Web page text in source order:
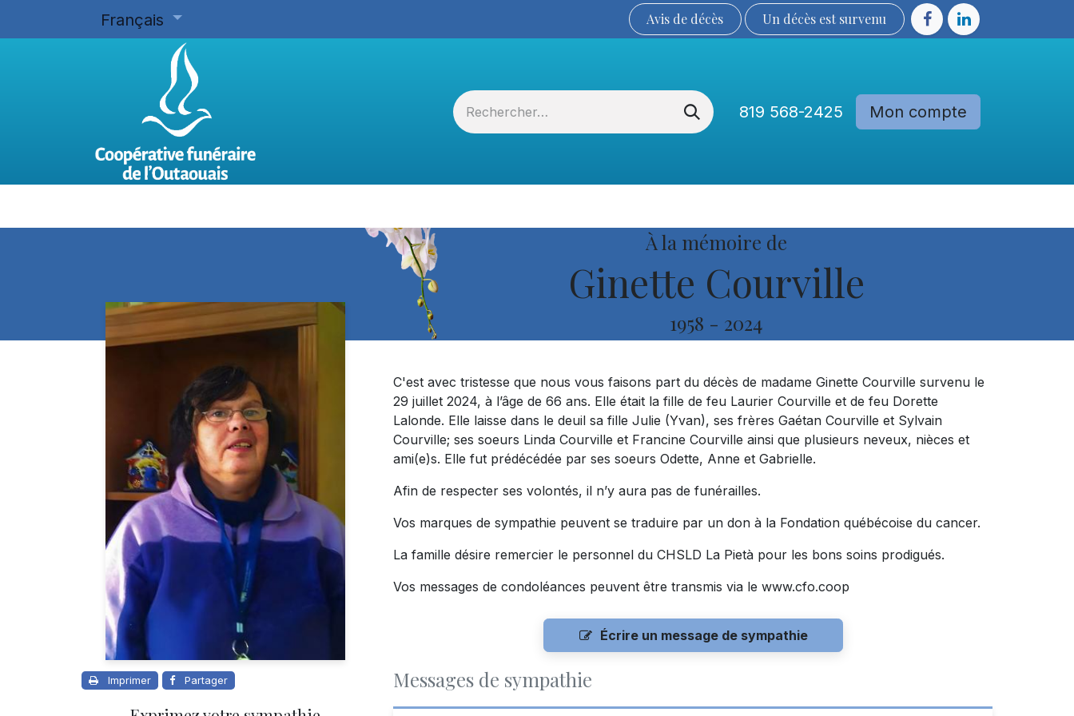
Français Avis de décès Un décès est sur​​​​​​​​ve​nu​​​​​​​​​​
819 568-2425 Mon compte
À la mémoire de
Ginette Courville
1958 - 2024
Imprimer Partager
C'est avec tristesse que nous vous faisons part du décès de madame Ginette Courville survenu le
29 juillet 2024, à l’âge de 66 ans. Elle était la fille de feu Laurier Courville et de feu Dorette
Lalonde. Elle laisse dans le deuil sa fille Julie (Yvan), ses frères Gaétan Courville et Sylvain
Courville; ses soeurs Linda Courville et Francine Courville ainsi que plusieurs neveux, nièces et
ami(e)s. Elle fut prédécédée par ses soeurs Odette, Anne et Gabrielle.
Afin de respecter ses volontés, il n’y aura pas de funérailles.
Vos marques de sympathie peuvent se traduire par un don à la Fondation québécoise du cancer.
La famille désire remercier le personnel du CHSLD La Pietà pour les bons soins prodigués.
Vos messages de condoléances peuvent être transmis via le www.cfo.coop
Écrire un message de sympathie
Messages de sympathie